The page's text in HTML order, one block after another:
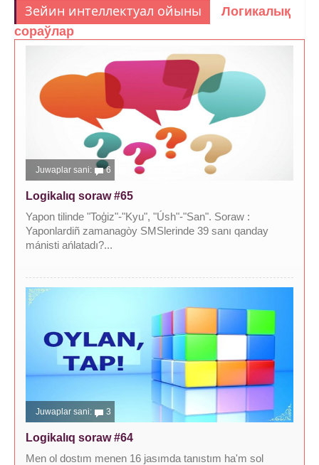
Зейин интеллектуал ойыны
Логикалық
сораўлар
Juwaplar sani: 6
Logikalıq soraw #65
Yapon tilinde "Toģiz"-"Kyu", "Úsh"-"San". Soraw :
Yaponlardiñ zamanagòy SMSlerinde 39 sanı qanday
mánisti ańlatadı?...
Juwaplar sani: 3
Logikalıq soraw #64
Men ol dostım menen 16 jasımda tanıstım ha'm sol